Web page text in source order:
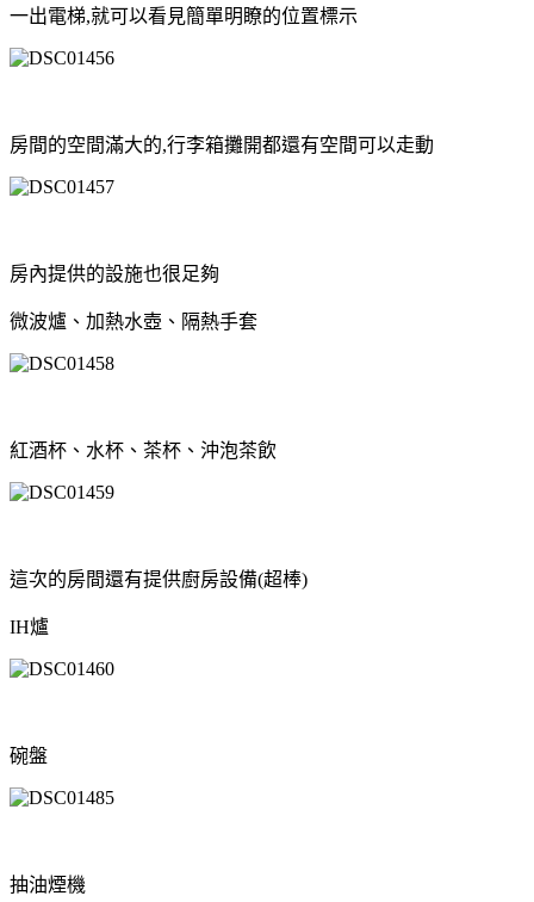
一出電梯,就可以看見簡單明瞭的位置標示
房間的空間滿大的,行李箱攤開都還有空間可以走動
房內提供的設施也很足夠
微波爐、加熱水壺、隔熱手套
紅酒杯、水杯、茶杯、沖泡茶飲
這次的房間還有提供廚房設備(超棒)
IH爐
碗盤
抽油煙機